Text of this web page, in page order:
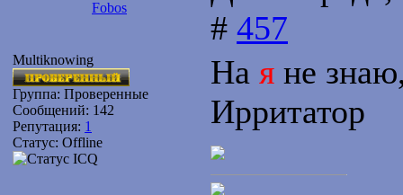
Fobos
# 457
Multiknowing
Группа: Проверенные
Сообщений: 142
Репутация: 1
Статус: Offline
На я не
Ирритатор